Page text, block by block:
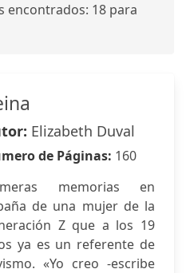
encontrados: 18 para
Elizabeth Duval
de Páginas: 160
memorias en
de una mujer de la
Z que a los 19
ya es un referente de
«Yo creo -escribe